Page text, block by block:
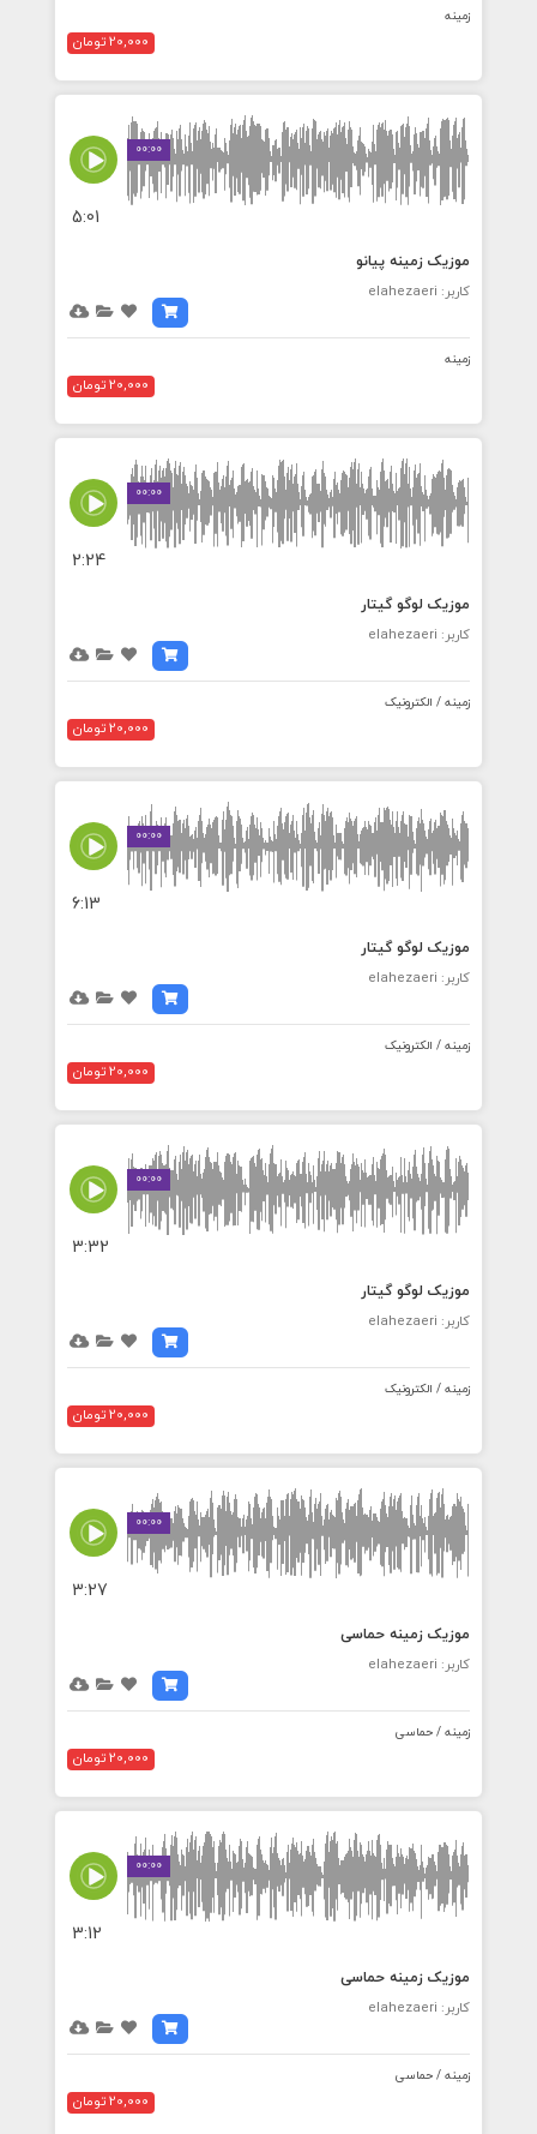
زمینه
20,000 تومان
00:00
5:01
موزیک زمینه پیانو
کاربر: elahezaeri
زمینه
20,000 تومان
00:00
2:24
موزیک لوگو گیتار
کاربر: elahezaeri
زمینه / الکترونیک
20,000 تومان
00:00
6:13
موزیک لوگو گیتار
کاربر: elahezaeri
زمینه / الکترونیک
20,000 تومان
00:00
3:32
موزیک لوگو گیتار
کاربر: elahezaeri
زمینه / الکترونیک
20,000 تومان
00:00
3:27
موزیک زمینه حماسی
کاربر: elahezaeri
زمینه / حماسی
20,000 تومان
00:00
3:12
موزیک زمینه حماسی
کاربر: elahezaeri
زمینه / حماسی
20,000 تومان